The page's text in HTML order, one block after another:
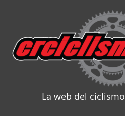
content
La web del